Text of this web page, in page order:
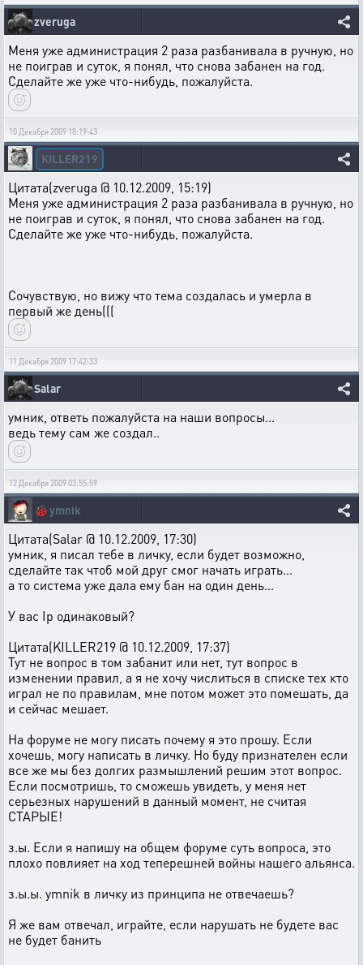
zveruga
Меня уже администрация 2 раза разбанивала в ручную, но
не поиграв и суток, я понял, что снова забанен на год.
Сделайте же уже что-нибудь, пожалуйста.
10 Декабря 2009 18:19:43
KILLER219
Цитата(zveruga @ 10.12.2009, 15:19)
Меня уже администрация 2 раза разбанивала в ручную, но
не поиграв и суток, я понял, что снова забанен на год.
Сделайте же уже что-нибудь, пожалуйста.
Сочувствую, но вижу что тема создалась и умерла в
первый же день(((
11 Декабря 2009 17:42:33
Salar
умник, ответь пожалуйста на наши вопросы...
ведь тему сам же создал..
12 Декабря 2009 03:55:59
🐞 ymnik
Цитата(Salar @ 10.12.2009, 17:30)
умник, я писал тебе в личку, если будет возможно,
сделайте так чтоб мой друг смог начать играть...
а то система уже дала ему бан на один день...
У вас Ip одинаковый?
Цитата(KILLER219 @ 10.12.2009, 17:37)
Тут не вопрос в том забанит или нет, тут вопрос в
изменении правил, а я не хочу числиться в списке тех кто
играл не по правилам, мне потом может это помешать, да
и сейчас мешает.
На форуме не могу писать почему я это прошу. Если
хочешь, могу написать в личку. Но буду признателен если
все же мы без долгих размышлений решим этот вопрос.
Если посмотришь, то сможешь увидеть, у меня нет
серьезных нарушений в данный момент, не считая
СТАРЫЕ!
з.ы. Если я напишу на общем форуме суть вопроса, это
плохо повлияет на ход теперешней войны нашего альянса.
з.ы.ы. ymnik в личку из принципа не отвечаешь?
Я же вам отвечал, играйте, если нарушать не будете вас
не будет банить